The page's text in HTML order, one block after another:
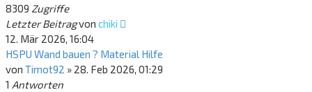
8309 Zugriffe
Letzter Beitragvon chiki
12. Mär 2026, 16:04
HSPU Wand bauen ? Material Hilfe
von Timot92 » 28. Feb 2026, 01:29
1 Antworten